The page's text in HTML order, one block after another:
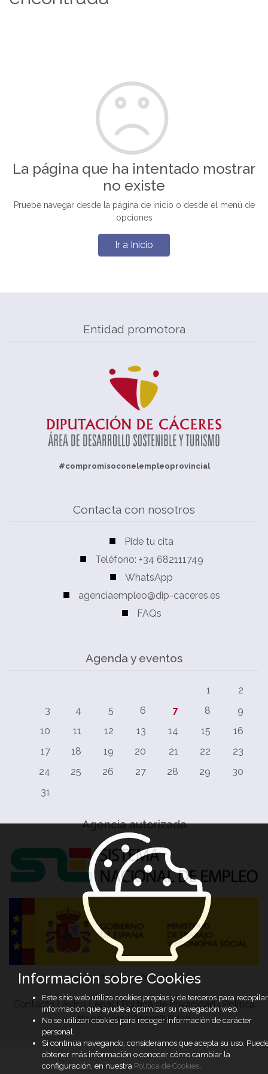
La página que ha intentado mostrar
no existe
Pruebe navegar desde la página de inicio o desde el menú de
opciones
Ir a Inicio
Entidad promotora
#compromisoconelempleoprovincial
Contacta con nosotros
Pide tu cita
Teléfono: +34 682111749
WhatsApp
agenciaempleo@dip-caceres.es
FAQs
Agenda y eventos
1
2
3
4 5 6 7 8
9
10
11 12 13 14 15
16
17
18 19 20 21 22
23
24
25 26 27 28 29
30
31
Agencia autorizada
Agencia de Colocación 1100000049
Contacto Aviso Legal | Política de Privacidad | Política
de cookies|Accesibilidad
Información sobre Cookies
Este sitio web utiliza cookies propias y de terceros para recopilar
información que ayude a optimizar su navegación web.
No se utilizan cookies para recoger información de carácter
personal.
Si continúa navegando, consideramos que acepta su uso.
obtener más información o conocer cómo cambiar la
configuración, en nuestra Política de Cookies.